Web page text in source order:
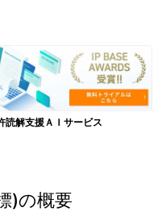
読解支援ＡＩサービス
)の概要